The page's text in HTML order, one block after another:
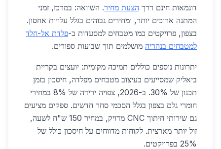
דוגמאות חינם דרך הצעת מחיר. השוואה: במרכז, זמני
המתנה ארוכים יותר, ומחירים גבוהים בגלל עלויות אחסון.
בצפון, פרויקטים כמו מטבחים למסעדות ב-פלדת אל-חלד
למטבחים בנהריה מושלמים תוך שבועות ספורים.
יתרונות נוספים כוללים תמיכה מקומית: יועצים בקריית
ביאליק שמסייעים בעיצוב מטבחים מפלדה, חיסכון בזמן
תכנון של 30%. ב-2026, צפויה ירידה של 8% במחירי
חומרי גלם בצפון בגלל הסכמי סחר חדשים. ספקים מציעים
גם שירותי חיתוך CNC מדויק, במחיר 150 ש"ח לשעה,
זול יותר מארצית. לקוחות מדווחים על חיסכון כולל של
25% בפרויקטים.